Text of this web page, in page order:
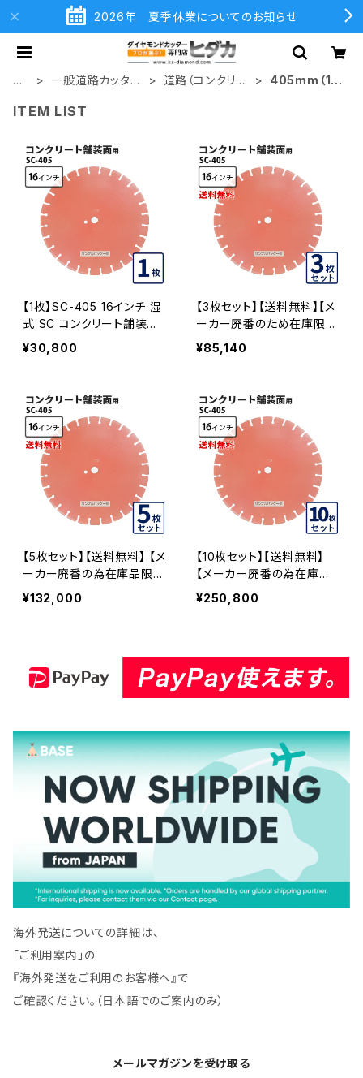
2026年 夏季休業についてのお知らせ
ホ
ム
一般道路カッター
道路（コンクリー
405mm（16
ITEM LIST
【1枚】SC-405 16インチ 湿
式 SC コンクリート舗装面
用 一般道路カッター専用
ダイヤモンドブレード カッタ
¥30,800
【3枚セット】【送料無料】【メ
ーカー廃番のため在庫限
り】SC-405 16インチ 湿式
SC コンクリート舗装面用
ヤモンドブレード カッターブ
レード 刃 sc-405-03
¥85,140
【5枚セット】【送料無料】 【メ
ーカー廃番の為在庫品限
り】SC-405 16インチ 湿式
SC コンクリート舗装面用
レード 刃 sc-405-05
¥132,000
【10枚セット】【送料無料】
【メーカー廃番の為在庫品
限り】SC-405 16インチ 湿
式 SC コンクリート舗装面
ーブレード 刃 sc-405-10
¥250,800
海外発送についての詳細は、
「ご利用案内」の
『海外発送をご利用のお客様へ』で
ご確認ください。（日本語でのご案内のみ）
メールマガジンを受け取る